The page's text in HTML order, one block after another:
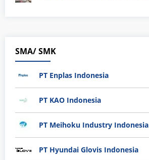
SMA/ SMK
PT Enplas Indonesia
PT KAO Indonesia
PT Meihoku Industry Indonesia
PT Hyundai Glovis Indonesia